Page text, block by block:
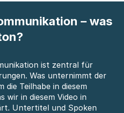
– was
ist zentral für
Was unternimmt der
die Teilhabe in diesem
wir in diesem Video in
Untertitel und Spoken